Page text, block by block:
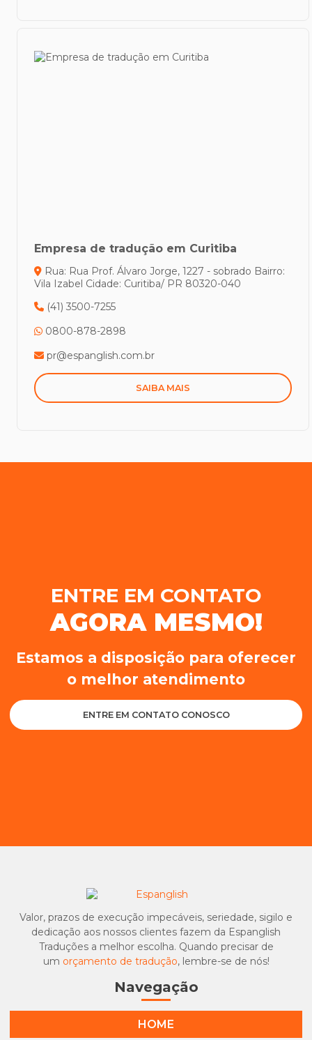
Empresa de tradução em Curitiba
Rua: Rua Prof. Álvaro Jorge, 1227 - sobrado Bairro:
Vila Izabel Cidade: Curitiba/ PR 80320-040
(41) 3500-7255
0800-878-2898
pr@espanglish.com.br
SAIBA MAIS
ENTRE EM CONTATO
AGORA MESMO!
Estamos a disposição para oferecer
o melhor atendimento
ENTRE EM CONTATO CONOSCO
Valor, prazos de execução impecáveis, seriedade, sigilo e
dedicação aos nossos clientes fazem da Espanglish
Traduções a melhor escolha. Quando precisar de
um orçamento de tradução, lembre-se de nós!
Navegação
HOME